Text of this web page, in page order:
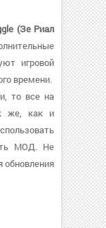
(Зе Риал
игровой
времени.
то все на
же, как и
МОД. Не
обновления